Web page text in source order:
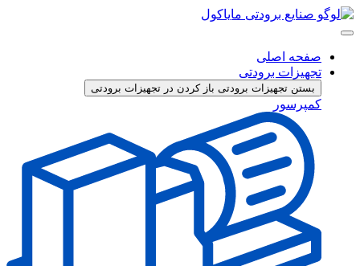
پرش
به
صفحه اصلی
تجهیزات برودتی
بستن تجهیزات برودتی باز کردن در تجهیزات برودتی
کمپرسور